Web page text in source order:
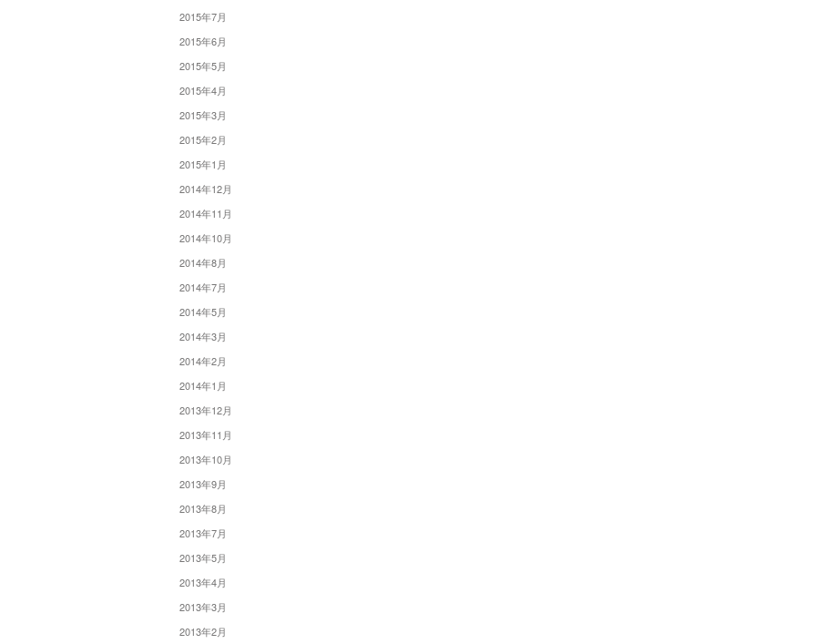
2015年7月
2015年6月
2015年5月
2015年4月
2015年3月
2015年2月
2015年1月
2014年12月
2014年11月
2014年10月
2014年8月
2014年7月
2014年5月
2014年3月
2014年2月
2014年1月
2013年12月
2013年11月
2013年10月
2013年9月
2013年8月
2013年7月
2013年5月
2013年4月
2013年3月
2013年2月